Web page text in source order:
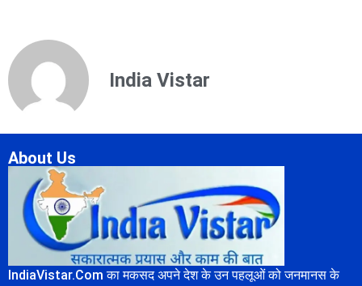
India Vistar
About Us
IndiaVistar.Com का मकसद अपने देश के उन पहलूओं को जनमानस के